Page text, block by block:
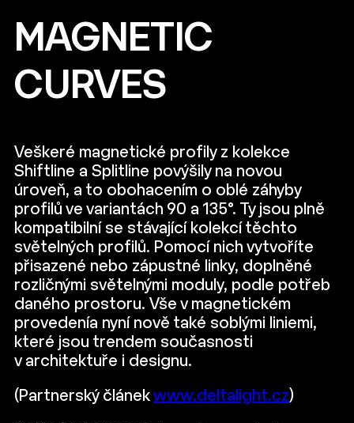
MAGNETIC
CURVES
Veškeré magnetické profily z kolekce
Shiftline a Splitline povýšily na novou
úroveň, a to obohacením o oblé záhyby
profilů ve variantách 90 a 135°. Ty jsou plně
kompatibilní se stávající kolekcí těchto
světelných profilů. Pomocí nich vytvoříte
přisazené nebo zápustné linky, doplněné
rozličnými světelnými moduly, podle potřeb
daného prostoru. Vše v magnetickém
provedenía nyní nově také soblými liniemi,
které jsou trendem současnosti
v architektuře i designu.
(Partnerský článek www.deltalight.cz)